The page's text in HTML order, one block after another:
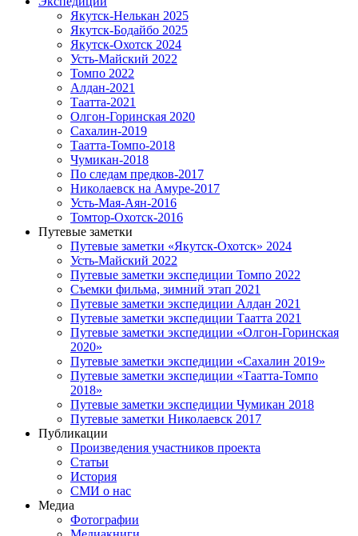
Якутск-Нелькан 2025
Якутск-Бодайбо 2025
Якутск-Охотск 2024
Усть-Майский 2022
Томпо 2022
Алдан-2021
Таатта-2021
Олгон-Горинская 2020
Сахалин-2019
Таатта-Томпо-2018
Чумикан-2018
По следам предков-2017
Николаевск на Амуре-2017
Усть-Мая-Аян-2016
Томтор-Охотск-2016
Путевые заметки
Путевые заметки «Якутск-Охотск» 2024
Усть-Майский 2022
Путевые заметки экспедиции Томпо 2022
Съемки фильма, зимний этап 2021
Путевые заметки экспедиции Алдан 2021
Путевые заметки экспедиции Таатта 2021
Путевые заметки экспедиции «Олгон-Горинская
2020»
Путевые заметки экспедиции «Сахалин 2019»
Путевые заметки экспедиции «Таатта-Томпо
2018»
Путевые заметки экспедиции Чумикан 2018
Путевые заметки Николаевск 2017
Публикации
Произведения участников проекта
Статьи
История
СМИ о нас
Медиа
Фотографии